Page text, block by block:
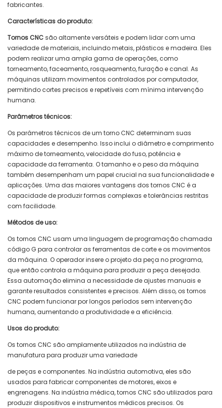
fabricantes.
Características do produto:
Tornos CNCsão altamente versáteis e podem lidar com uma
variedade de materiais, incluindo metais, plásticos e madeira. Eles
podem realizar uma ampla gama de operações, como
torneamento, faceamento, rosqueamento, furação e canal. As
máquinas utilizam movimentos controlados por computador,
permitindo cortes precisos e repetíveis com mínima intervenção
humana.
Parâmetros técnicos:
Os parâmetros técnicos de um torno CNC determinam suas
capacidades e desempenho. Isso inclui o diâmetro e comprimento
máximo de torneamento, velocidade do fuso, potência e
capacidade da ferramenta. O tamanho e o peso da máquina
também desempenham um papel crucial na sua funcionalidade e
aplicações. Uma das maiores vantagens dos tornos CNC é a
capacidade de produzir formas complexas e tolerâncias restritas
com facilidade.
Métodos de uso:
Os tornos CNC usam uma linguagem de programação chamada
código G para controlar as ferramentas de corte e os movimentos
da máquina. O operador insere o projeto da peça no programa,
que então controla a máquina para produzir a peça desejada.
Essa automação elimina a necessidade de ajustes manuais e
garante resultados consistentes e precisos. Além disso, os tornos
CNC podem funcionar por longos períodos sem intervenção
humana, aumentando a produtividade e a eficiência.
Usos do produto:
Os tornos CNC são amplamente utilizados na indústria de
manufatura para produzir uma variedade
de peças e componentes. Na indústria automotiva, eles são
usados ​​para fabricar componentes de motores, eixos e
engrenagens. Na indústria médica, tornos CNC são utilizados para
produzir dispositivos e instrumentos médicos precisos. Os